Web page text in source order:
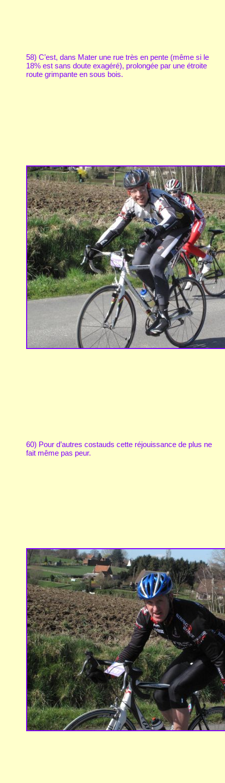
58) C’est, dans Mater une rue très en pente (même si le
18% est sans doute exagéré), prolongée par une étroite
route grimpante en sous bois.
60) Pour d’autres costauds cette réjouissance de plus ne
fait même pas peur.